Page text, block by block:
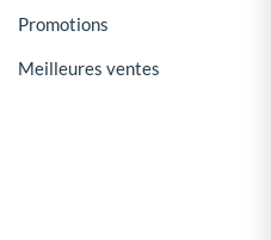
Promotions
Meilleures ventes